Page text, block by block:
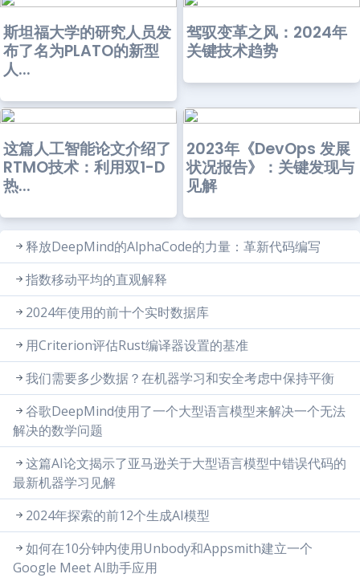
斯坦福大学的研究人员发
布了名为PLATO的新型
人...
驾驭变革之风：2024年
关键技术趋势
这篇人工智能论文介绍了
RTMO技术：利用双1-D
热...
2023年《DevOps 发展
状况报告》：关键发现与
见解
释放DeepMind的AlphaCode的力量：革新代码编写
指数移动平均的直观解释
2024年使用的前十个实时数据库
用Criterion评估Rust编译器设置的基准
我们需要多少数据？在机器学习和安全考虑中保持平衡
谷歌DeepMind使用了一个大型语言模型来解决一个无法
解决的数学问题
这篇AI论文揭示了亚马逊关于大型语言模型中错误代码的
最新机器学习见解
2024年探索的前12个生成AI模型
如何在10分钟内使用Unbody和Appsmith建立一个
Google Meet AI助手应用